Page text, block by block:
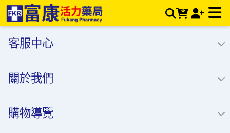
富康活力藥局購物商城〡值得您信賴的連鎖藥局 | 富康活力藥局
購物商城
客服中心
關於我們
購物導覽